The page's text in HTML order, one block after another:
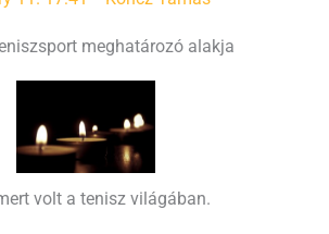
meghatározó alakja
volt a tenisz világában.